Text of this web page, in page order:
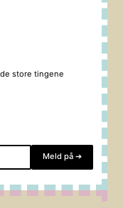
de store tingene
Meld på ➔